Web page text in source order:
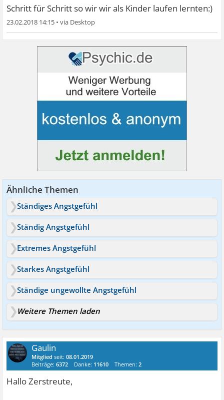
Schritt für Schritt so wir wir als Kinder laufen lernten:)
23.02.2018 14:15 •
Ähnliche Themen
Ständiges Angstgefühl
Ständig Angstgefühl
Extremes Angstgefühl
Starkes Angstgefühl
Ständige ungewollte Angstgefühl
Weitere Themen laden
Gaulin
Mitglied seit:08.01.2019
Beiträge:6372 Danke: 11610 Themen:2
Hallo Zerstreute,